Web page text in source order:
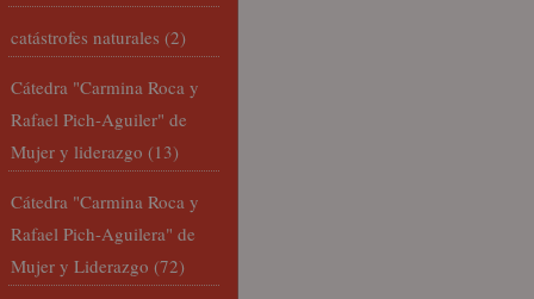
catástrofes naturales (2)
Cátedra "Carmina Roca y
Rafael Pich-Aguiler" de
Mujer y liderazgo (13)
Cátedra "Carmina Roca y
Rafael Pich-Aguilera" de
Mujer y Liderazgo (72)